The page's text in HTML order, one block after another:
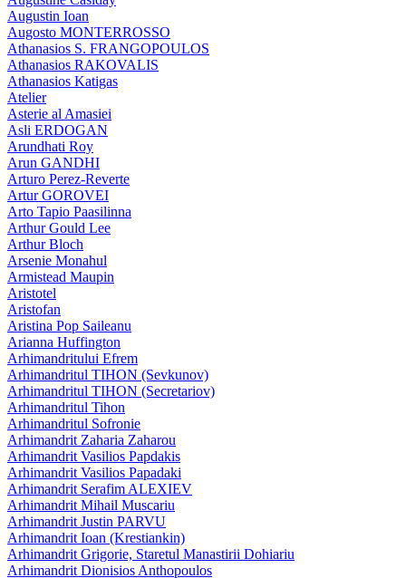
Augustin Ioan
Augosto MONTERROSSO
Athanasios S. FRANGOPOULOS
Athanasios RAKOVALIS
Athanasios Katigas
Atelier
Asterie al Amasiei
Asli ERDOGAN
Arundhati Roy
Arun GANDHI
Arturo Perez-Reverte
Artur GOROVEI
Arto Tapio Paasilinna
Arthur Gould Lee
Arthur Bloch
Arsenie Monahul
Armistead Maupin
Aristotel
Aristofan
Aristina Pop Saileanu
Arianna Huffington
Arhimandritului Efrem
Arhimandritul TIHON (Sevkunov)
Arhimandritul TIHON (Secretariov)
Arhimandritul Tihon
Arhimandritul Sofronie
Arhimandrit Zaharia Zaharou
Arhimandrit Vasilios Papdakis
Arhimandrit Vasilios Papadaki
Arhimandrit Serafim ALEXIEV
Arhimandrit Mihail Muscariu
Arhimandrit Justin PARVU
Arhimandrit Ioan (Krestiankin)
Arhimandrit Grigorie, Staretul Manastirii Dohiariu
Arhimandrit Dionisios Anthopoulos